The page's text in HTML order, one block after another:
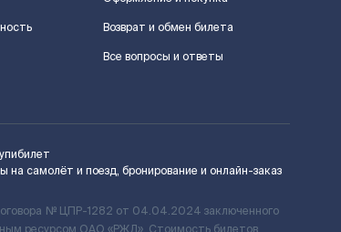
Возврат и обмен билета
Все вопросы и ответы
на самолёт и поезд, бронирование и онлайн-заказ
№ ЦПР-1282 от 04.04.2024 заключенного